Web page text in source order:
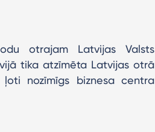
otrajam Latvijas Valsts
tika atzīmēta Latvijas otrā
nozīmīgs biznesa centra